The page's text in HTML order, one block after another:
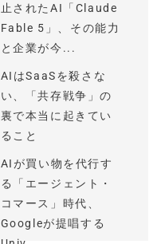
止されたAI「Claude
Fable 5」、その能力
と企業が今...
AIはSaaSを殺さな
い、「共存戦争」の
裏で本当に起きてい
ること
AIが買い物を代行す
る「エージェント・
コマース」時代、
Googleが提唱する